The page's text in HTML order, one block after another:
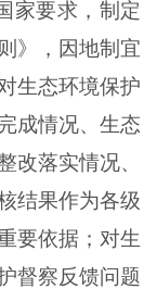
家要求，制定
》，因地制宜
生态环境保护
成情况、生态
改落实情况、
结果作为各级
要依据；对生
督察反馈问题